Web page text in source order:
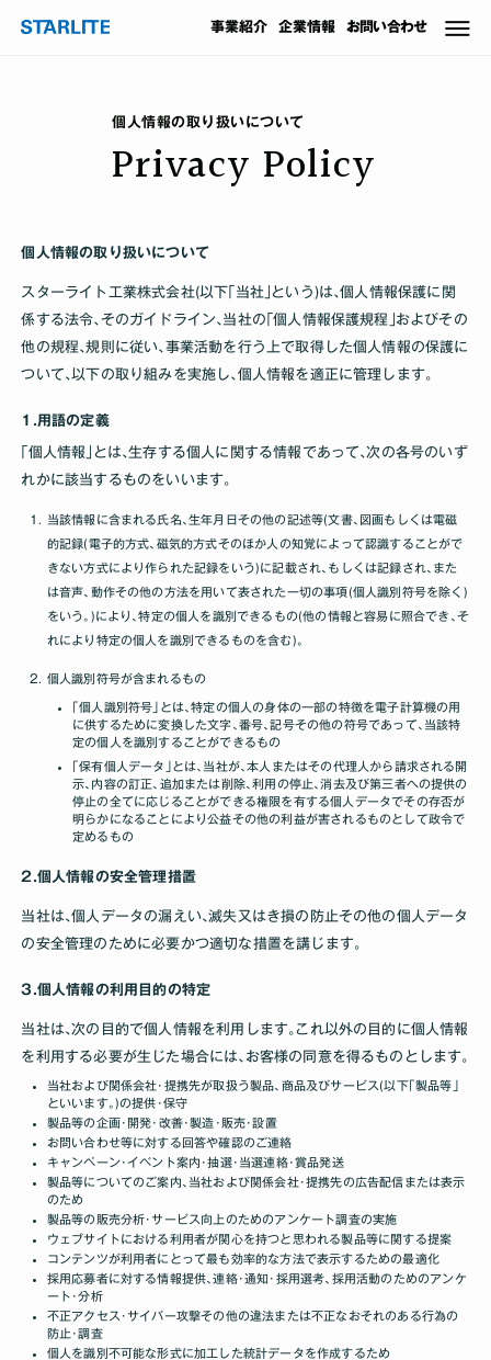
事業紹介 企業情報 お問い合わせ
個人情報の取り扱いについて
Privacy Policy
個人情報の取り扱いについて
スターライト工業株式会社(以下｢当社｣という)は､個人情報保護に関
係する法令､そのガイドライン､当社の｢個人情報保護規程｣およびその
他の規程､規則に従い､事業活動を行う上で取得した個人情報の保護に
ついて､以下の取り組みを実施し､個人情報を適正に管理します｡
1.用語の定義
｢個人情報｣とは､生存する個人に関する情報であって､次の各号のいず
れかに該当するものをいいます｡
当該情報に含まれる氏名､生年月日その他の記述等(文書､図画もしくは電磁
的記録(電子的方式､磁気的方式そのほか人の知覚によって認識することがで
きない方式により作られた記録をいう)に記載され､もしくは記録され､また
は音声､動作その他の方法を用いて表された一切の事項(個人識別符号を除く)
をいう｡)により､特定の個人を識別できるもの(他の情報と容易に照合でき､そ
れにより特定の個人を識別できるものを含む)｡
個人識別符号が含まれるもの
｢個人識別符号｣とは､特定の個人の身体の一部の特徴を電子計算機の用
に供するために変換した文字､番号､記号その他の符号であって､当該特
定の個人を識別することができるもの
｢保有個人データ｣とは､当社が､本人またはその代理人から請求される開
示､内容の訂正､追加または削除､利用の停止､消去及び第三者への提供の
停止の全てに応じることができる権限を有する個人データでその存否が
明らかになることにより公益その他の利益が害されるものとして政令で
定めるもの
2.個人情報の安全管理措置
当社は､個人データの漏えい､滅失又はき損の防止その他の個人データ
の安全管理のために必要かつ適切な措置を講じます｡
3.個人情報の利用目的の特定
当社は､次の目的で個人情報を利用します｡これ以外の目的に個人情報
を利用する必要が生じた場合には､お客様の同意を得るものとします｡
当社および関係会社･提携先が取扱う製品､商品及びサービス(以下｢製品等｣
といいます｡)の提供･保守
製品等の企画･開発･改善･製造･販売･設置
お問い合わせ等に対する回答や確認のご連絡
キャンペーン･イベント案内･抽選･当選連絡･賞品発送
製品等についてのご案内､当社および関係会社･提携先の広告配信または表示
のため
製品等の販売分析･サービス向上のためのアンケート調査の実施
ウェブサイトにおける利用者が関心を持つと思われる製品等に関する提案
コンテンツが利用者にとって最も効率的な方法で表示するための最適化
採用応募者に対する情報提供､連絡･通知･採用選考､採用活動のためのアンケ
ート･分析
不正アクセス･サイバー攻撃その他の違法または不正なおそれのある行為の
防止･調査
個人を識別不可能な形式に加工した統計データを作成するため